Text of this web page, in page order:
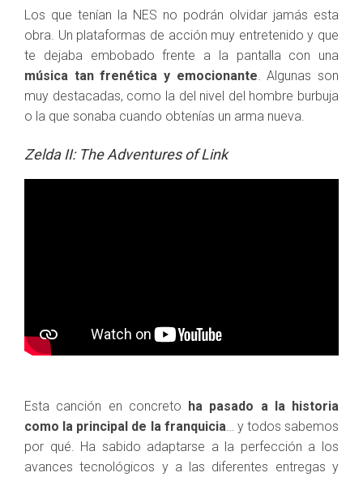
Los que tenían la NES no podrán olvidar jamás esta
obra. Un plataformas de acción muy entretenido y que
te dejaba embobado frente a la pantalla con una
música tan frenética y emocionante. Algunas son
muy destacadas, como la del nivel del hombre burbuja
o la que sonaba cuando obtenías un arma nueva.
Zelda II: The Adventures of Link
Esta canción en concreto
ha pasado a la historia
como la principal de la franquicia… y todos sabemos
por qué. Ha sabido adaptarse a la perfección a los
avances tecnológicos y a las diferentes entregas y